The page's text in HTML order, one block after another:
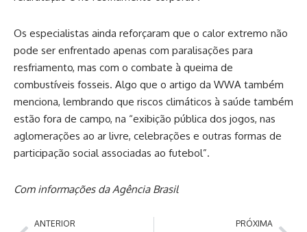
Os especialistas ainda reforçaram que o calor extremo não
pode ser enfrentado apenas com paralisações para
resfriamento, mas com o combate à queima de
combustíveis fosseis. Algo que o artigo da WWA também
menciona, lembrando que riscos climáticos à saúde também
estão fora de campo, na “exibição pública dos jogos, nas
aglomerações ao ar livre, celebrações e outras formas de
participação social associadas ao futebol”.
Com informações da Agência Brasil
ANTERIOR PRÓXIMA